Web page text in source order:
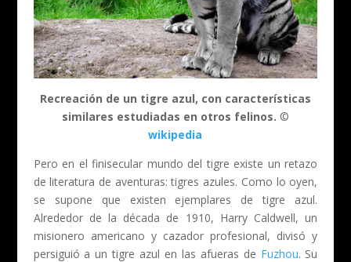
Recreación de un tigre azul, con características
similares estudiadas en otros felinos. ©
wikipedia
Pero en el finisecular mundo del tigre existe un retazo
de literatura de aventuras: tigres azules. Como lo oyen,
se supone que existen ejemplares de tigre azul.
Alrededor de la década de 1910, Harry Caldwell, un
misionero americano y cazador profesional, divisó y
persiguió a un tigre azul en las afueras de Fuzhou. Su